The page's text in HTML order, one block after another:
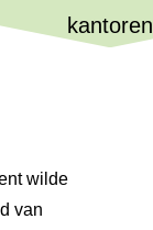
kantoren
wilde
van